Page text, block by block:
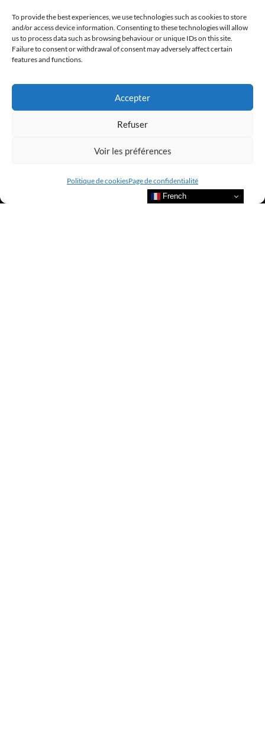
To provide the best experiences, we use technologies such as cookies to store
and/or access device information. Consenting to these technologies will allow
us to process data such as browsing behaviour or unique IDs on this site.
Failure to consent or withdrawal of consent may adversely affect certain
features and functions.
Accepter
Refuser
Voir les préférences
Politique de cookiesPage de confidentialité
@clubamilcar
LUXURY SELECTIONS BY CLUB AMILCAR
French